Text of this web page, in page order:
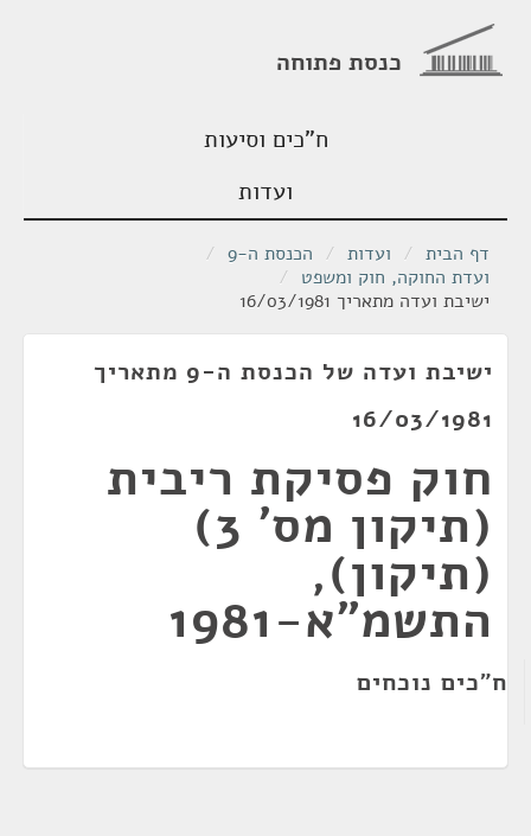
כנסת פתוחה
ח"כים וסיעות
ועדות
דף הבית / ועדות / הכנסת ה-9
/
ועדת החוקה, חוק ומשפט /
ישיבת ועדה מתאריך 16/03/1981
ישיבת ועדה של הכנסת ה-9 מתאריך
16/03/1981
חוק פסיקת ריבית
(תיקון מס' 3)
(תיקון),
התשמ"א-1981
ח"כים נוכחים